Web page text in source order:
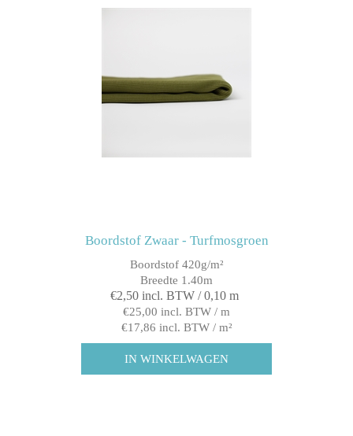
Boordstof Zwaar - Turfmosgroen
Boordstof 420g/m²
Breedte 1.40m
€2,50 incl. BTW / 0,10 m
€25,00 incl. BTW / m
€17,86 incl. BTW / m²